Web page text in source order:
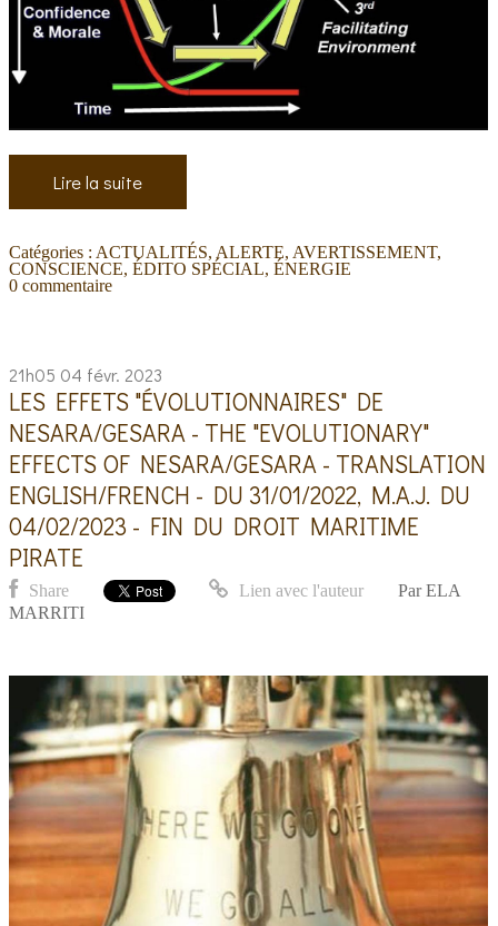
Lire la suite
Catégories :ACTUALITÉS,ALERTE,AVERTISSEMENT,
CONSCIENCE,ÉDITO SPÉCIAL,ÉNERGIE
0 commentaire
21h05 04 févr. 2023
LES EFFETS "ÉVOLUTIONNAIRES" DE
NESARA/GESARA - THE "EVOLUTIONARY"
EFFECTS OF NESARA/GESARA - TRANSLATION
ENGLISH/FRENCH - DU 31/01/2022, M.A.J. DU
04/02/2023 - FIN DU DROIT MARITIME
PIRATE
Share Lien avec l'auteur Par ELA
MARRITI